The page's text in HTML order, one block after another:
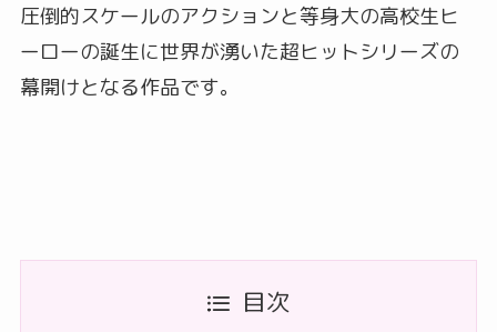
圧倒的スケールのアクションと等身大の高校生ヒ
ーローの誕生に世界が湧いた超ヒットシリーズの
幕開けとなる作品です。
目次